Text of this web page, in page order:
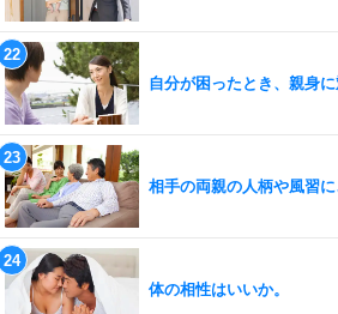
自分が困ったとき、親身に
相手の両親の人柄や風習に
体の相性はいいか。